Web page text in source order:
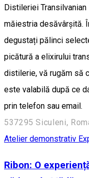
Distileriei
măiestria desăvârșită.
degustați pălinci
picătură a elixirului
distilerie, vă rugăm să
este valabilă după ce
prin telefon sau email.
537295 Siculeni,
Atelier demonstrativ
Ribon: O